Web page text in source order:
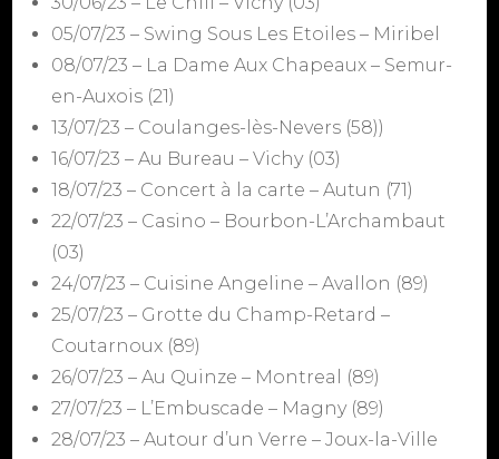
05/07/23 – Swing Sous Les Etoiles – Miribel
08/07/23 – La Dame Aux Chapeaux – Semur-
en-Auxois (21)
13/07/23 – Coulanges-lès-Nevers (58))
16/07/23 – Au Bureau – Vichy (03)
18/07/23 – Concert à la carte – Autun (71)
22/07/23 – Casino – Bourbon-L’Archambaut
(03)
24/07/23 – Cuisine Angeline – Avallon (89)
25/07/23 – Grotte du Champ-Retard –
Coutarnoux (89)
26/07/23 – Au Quinze – Montreal (89)
27/07/23 – L’Embuscade – Magny (89)
28/07/23 – Autour d’un Verre – Joux-la-Ville